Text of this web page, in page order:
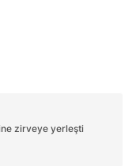
zirveye yerleşti